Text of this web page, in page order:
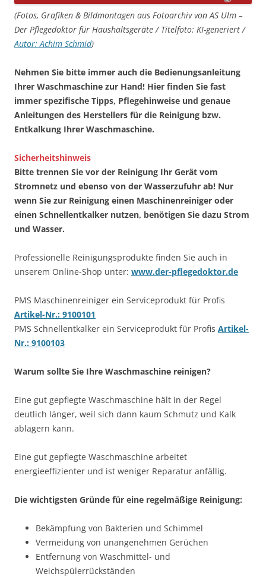
(Fotos, Grafiken & Bildmontagen aus Fotoarchiv von AS Ulm –
Der Pflegedoktor für Haushaltsgeräte / Titelfoto: KI-generiert /
Autor: Achim Schmid)
Nehmen Sie bitte immer auch die Bedienungsanleitung
Ihrer Waschmaschine zur Hand! Hier finden Sie fast
immer spezifische Tipps, Pflegehinweise und genaue
Anleitungen des Herstellers für die Reinigung bzw.
Entkalkung Ihrer Waschmaschine.
Sicherheitshinweis
Bitte trennen Sie vor der Reinigung Ihr Gerät vom
Stromnetz und ebenso von der Wasserzufuhr ab! Nur
wenn Sie zur Reinigung einen Maschinenreiniger oder
einen Schnellentkalker nutzen, benötigen Sie dazu Strom
und Wasser.
Professionelle Reinigungsprodukte finden Sie auch in
unserem Online-Shop unter: www.der-pflegedoktor.de
PMS Maschinenreiniger ein Serviceprodukt für Profis
Artikel-Nr.: 9100101
PMS Schnellentkalker ein Serviceprodukt für Profis Artikel-
Nr.: 9100103
Warum sollte Sie Ihre Waschmaschine reinigen?
Eine gut gepflegte Waschmaschine hält in der Regel
deutlich länger, weil sich dann kaum Schmutz und Kalk
ablagern kann.
Eine gut gepflegte Waschmaschine arbeitet
energieeffizienter und ist weniger Reparatur anfällig.
Die wichtigsten Gründe für eine regelmäßige Reinigung:
Bekämpfung von Bakterien und Schimmel
Vermeidung von unangenehmen Gerüchen
Entfernung von Waschmittel- und
Weichspülerrückständen